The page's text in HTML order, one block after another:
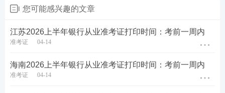
2026上半年银行从业资格证准考证打印时间为6月8
日12点-6月14日18点
，如未在规定时间内打印准考
您可能感兴趣的文章
江苏2026上半年银行从业准考证打印时间：考前一周内
准考证 04-14
海南2026上半年银行从业准考证打印时间：考前一周内
准考证 04-14